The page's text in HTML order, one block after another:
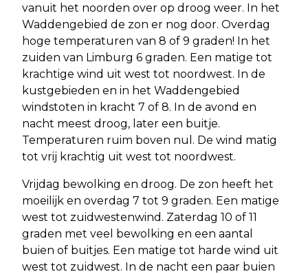
vanuit het noorden over op droog weer. In het
Waddengebied de zon er nog door. Overdag
hoge temperaturen van 8 of 9 graden! In het
zuiden van Limburg 6 graden. Een matige tot
krachtige wind uit west tot noordwest. In de
kustgebieden en in het Waddengebied
windstoten in kracht 7 of 8. In de avond en
nacht meest droog, later een buitje.
Temperaturen ruim boven nul. De wind matig
tot vrij krachtig uit west tot noordwest.
Vrijdag bewolking en droog. De zon heeft het
moeilijk en overdag 7 tot 9 graden. Een matige
west tot zuidwestenwind. Zaterdag 10 of 11
graden met veel bewolking en een aantal
buien of buitjes. Een matige tot harde wind uit
west tot zuidwest. In de nacht een paar buien